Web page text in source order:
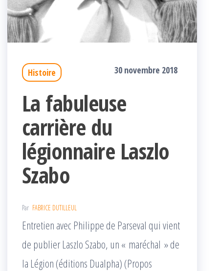
Histoire 30 novembre 2018
La fabuleuse
carrière du
légionnaire Laszlo
Szabo
Par FABRICE DUTILLEUL
Entretien avec Philippe de Parseval qui vient
de publier Laszlo Szabo, un « maréchal » de
la Légion (éditions Dualpha) (Propos